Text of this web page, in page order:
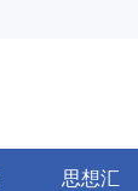
思想汇